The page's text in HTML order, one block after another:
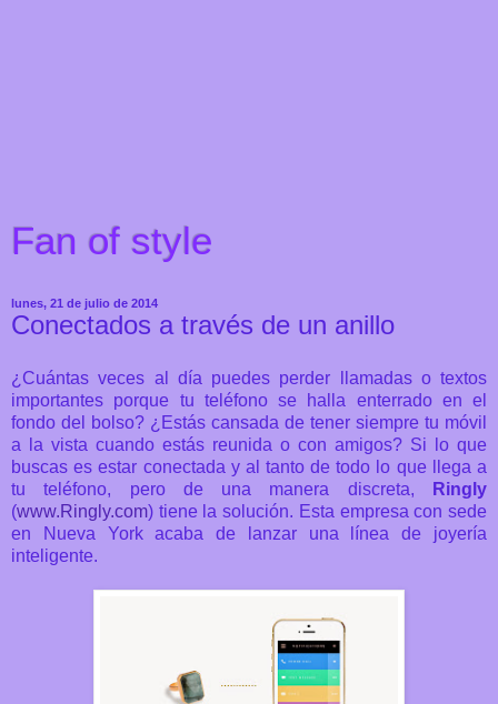
Fan of style
lunes, 21 de julio de 2014
Conectados a través de un anillo
¿Cuántas veces al día puedes perder llamadas o textos
importantes porque tu teléfono se halla enterrado en el
fondo del bolso? ¿Estás cansada de tener siempre tu móvil
a la vista cuando estás reunida o con amigos? Si lo que
buscas es estar conectada y al tanto de todo lo que llega a
tu teléfono, pero de una manera discreta,
Ringly
(www.Ringly.com) tiene la solución. Esta empresa con sede
en Nueva York acaba de lanzar una línea de joyería
inteligente.